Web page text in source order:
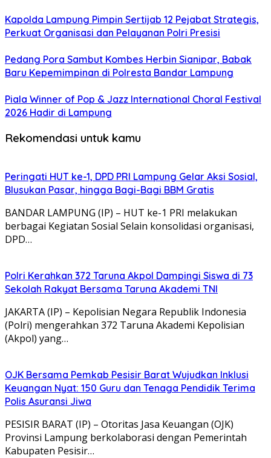
Kapolda Lampung Pimpin Sertijab 12 Pejabat Strategis,
Perkuat Organisasi dan Pelayanan Polri Presisi
Pedang Pora Sambut Kombes Herbin Sianipar, Babak
Baru Kepemimpinan di Polresta Bandar Lampung
Piala Winner of Pop & Jazz International Choral Festival
2026 Hadir di Lampung
Rekomendasi untuk kamu
Peringati HUT ke-1, DPD PRI Lampung Gelar Aksi Sosial,
Blusukan Pasar, hingga Bagi-Bagi BBM Gratis
BANDAR LAMPUNG (IP) – HUT ke-1 PRI melakukan
berbagai Kegiatan Sosial Selain konsolidasi organisasi,
DPD…
Polri Kerahkan 372 Taruna Akpol Dampingi Siswa di 73
Sekolah Rakyat Bersama Taruna Akademi TNI
JAKARTA (IP) – Kepolisian Negara Republik Indonesia
(Polri) mengerahkan 372 Taruna Akademi Kepolisian
(Akpol) yang…
OJK Bersama Pemkab Pesisir Barat Wujudkan Inklusi
Keuangan Nyat: 150 Guru dan Tenaga Pendidik Terima
Polis Asuransi Jiwa
PESISIR BARAT (IP) – Otoritas Jasa Keuangan (OJK)
Provinsi Lampung berkolaborasi dengan Pemerintah
Kabupaten Pesisir…